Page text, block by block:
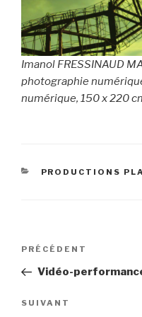
Imanol FRESSINAUD
photographie
numérique, 150 x 220
CATÉGORIES
PRODUCTIONS
Navigation
l’article
Article
précédent
PRÉCÉDENT
Vidéo-
Article
SUIVANT